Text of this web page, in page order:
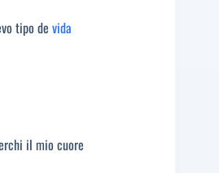
tipo de vida
il mio cuore